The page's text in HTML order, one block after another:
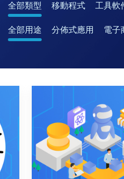
全部類型 移動程式 工具軟
全部用途 分佈式應用 電子